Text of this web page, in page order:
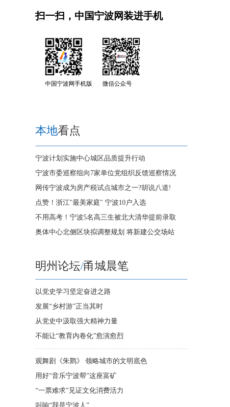
扫一扫，中国宁波网装进手机
中国宁波网手机版 微信公众号
本地看点
宁波计划实施中心城区品质提升行动
宁波市委巡察组向7家单位党组织反馈巡察情况
网传宁波成为房产税试点城市之一?胡说八道!
点赞！浙江"最美家庭" 宁波10户入选
不用高考！宁波5名高三生被北大清华提前录取
奥体中心北侧区块拟调整规划 将新建公交场站
明州论坛/甬城晨笔
以党史学习坚定奋进之路
发展“乡村游”正当其时
从党史中汲取强大精神力量
不能让“教育内卷化”愈演愈烈
观舞剧《朱鹮》 领略城市的文明底色
用好“音乐宁波帮”这座富矿
“一票难求”见证文化消费活力
叫响“我是宁波人”